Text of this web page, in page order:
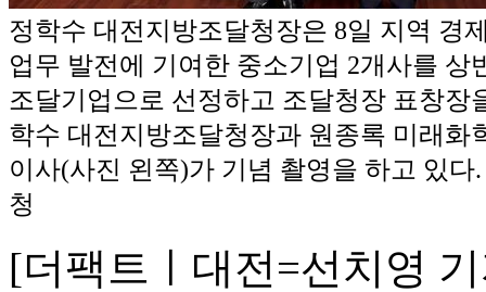
정학수 대전지방조달청장은 8일 지역 경
업무 발전에 기여한 중소기업 2개사를 상
조달기업으로 선정하고 조달청장 표창장
학수 대전지방조달청장과 원종록 미래화
이사(사진 왼쪽)가 기념 촬영을 하고 있다
청
[더팩트ㅣ대전=선치영